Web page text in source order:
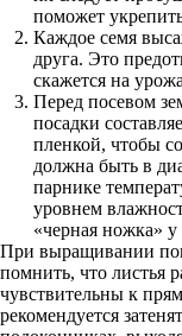
поможет
Каждое семя
друга. Это
скажется на
Перед посевом
посадки
пленкой, чтобы
должна быть в
парнике
уровнем
«черная ножка» у
При выращивании
помнить, что листья
чувствительны к
рекомендуется